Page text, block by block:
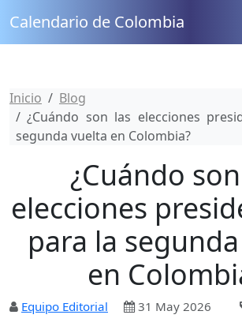
Calendario de Colombia
Inicio
Blog
¿Cuándo son las elecciones
segunda vuelta en Colombia?
¿Cuándo
elecciones
para la
en
Equipo Editorial 31 May 2026